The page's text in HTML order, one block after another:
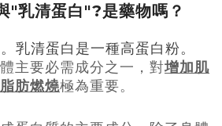
"乳清蛋白"?是藥物嗎？
。乳清蛋白是一種高蛋白粉。
主要必需成分之一，對增加肌
肪燃燒極為重要。